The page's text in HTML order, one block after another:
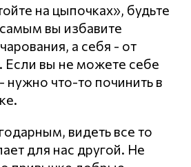
на цыпочках», будьте
вы избавите
а себя - от
Если вы не можете себе
нужно что-то починить в
видеть все то
для нас другой. Не